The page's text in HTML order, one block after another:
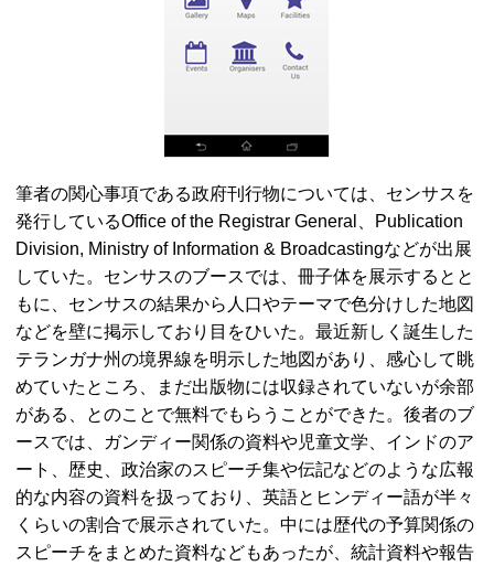
筆者の関心事項である政府刊行物については、センサスを
発行しているOffice of the Registrar General、Publication
Division, Ministry of Information & Broadcastingなどが出展
していた。センサスのブースでは、冊子体を展示するとと
もに、センサスの結果から人口やテーマで色分けした地図
などを壁に掲示しており目をひいた。最近新しく誕生した
テランガナ州の境界線を明示した地図があり、感心して眺
めていたところ、まだ出版物には収録されていないが余部
がある、とのことで無料でもらうことができた。後者のブ
ースでは、ガンディー関係の資料や児童文学、インドのア
ート、歴史、政治家のスピーチ集や伝記などのような広報
的な内容の資料を扱っており、英語とヒンディー語が半々
くらいの割合で展示されていた。中には歴代の予算関係の
スピーチをまとめた資料などもあったが、統計資料や報告